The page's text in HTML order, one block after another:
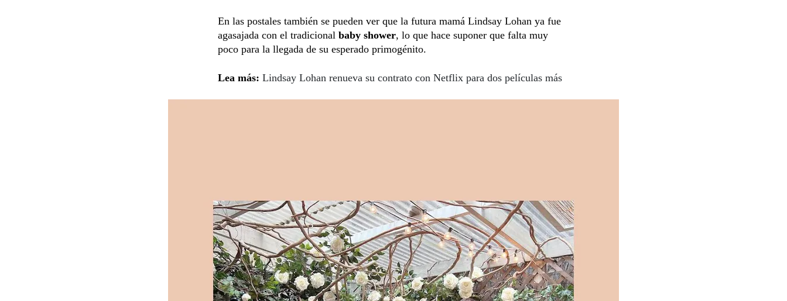
En las postales también se pueden ver que la futura mamá Lindsay Lohan ya fue
agasajada con el tradicional baby shower, lo que hace suponer que falta muy
poco para la llegada de su esperado primogénito.
Lea más: Lindsay Lohan renueva su contrato con Netflix para dos películas más